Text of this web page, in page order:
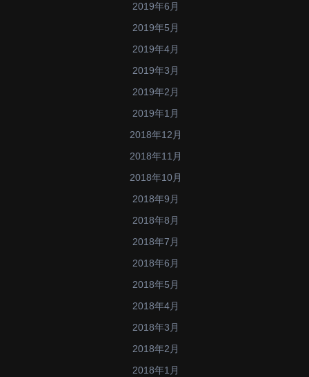
2019年6月
2019年5月
2019年4月
2019年3月
2019年2月
2019年1月
2018年12月
2018年11月
2018年10月
2018年9月
2018年8月
2018年7月
2018年6月
2018年5月
2018年4月
2018年3月
2018年2月
2018年1月